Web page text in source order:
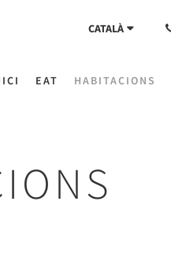
CATALÀ
EAT HABITACIONS